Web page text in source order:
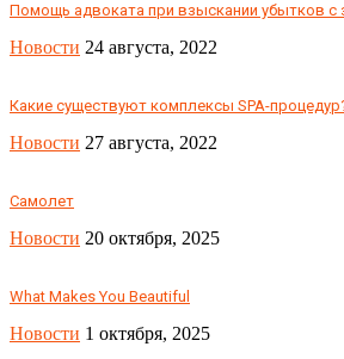
Помощь адвоката при взыскании убытков с
Новости 24 августа, 2022
Какие существуют комплексы SPA-
Новости 27 августа, 2022
Самолет
Новости 20 октября, 2025
What Makes You Beautiful
Новости 1 октября, 2025